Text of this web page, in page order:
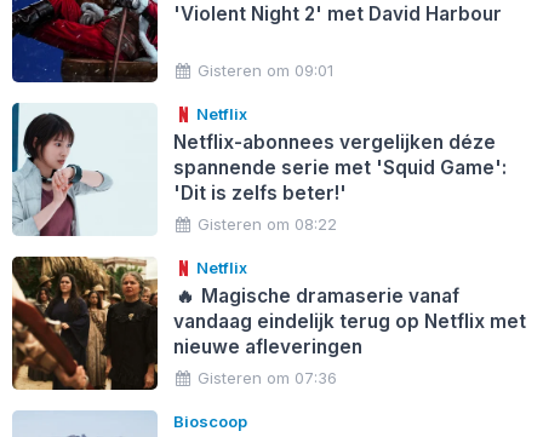
'Violent Night 2' met David Harbour
Gisteren om 09:01
Netflix
Netflix-abonnees vergelijken déze
spannende serie met 'Squid Game':
'Dit is zelfs beter!'
Gisteren om 08:22
Netflix
🔥 Magische dramaserie vanaf
vandaag eindelijk terug op Netflix met
nieuwe afleveringen
Gisteren om 07:36
Bioscoop